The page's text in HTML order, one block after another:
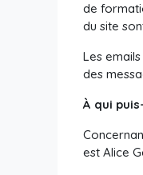
de
du site
Les
des
À qui
est Alice